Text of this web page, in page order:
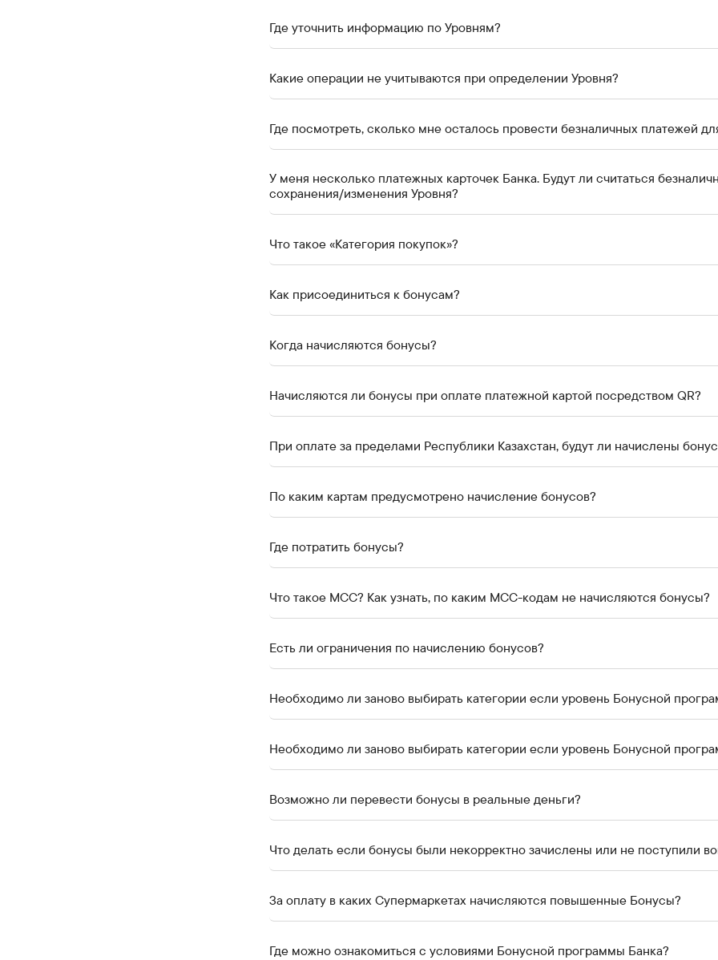
Где уточнить информацию по Уровням?
Какие операции не учитываются при определении Уровня?
Где посмотреть, сколько мне осталось провести безналичных платежей
У меня несколько платежных карточек Банка. Будут ли считаться
сохранения/изменения Уровня?
Что такое «Категория покупок»?
Как присоединиться к бонусам?
Когда начисляются бонусы?
Начисляются ли бонусы при оплате платежной картой посредством QR?
При оплате за пределами Республики Казахстан, будут ли начислены
По каким картам предусмотрено начисление бонусов?
Где потратить бонусы?
Что такое МСС? Как узнать, по каким МСС-кодам не начисляются бонусы?
Есть ли ограничения по начислению бонусов?
Необходимо ли заново выбирать категории если уровень Бонусной
Необходимо ли заново выбирать категории если уровень Бонусной
Возможно ли перевести бонусы в реальные деньги?
Что делать если бонусы были некорректно зачислены или не поступили
За оплату в каких Супермаркетах начисляются повышенные Бонусы?
Где можно ознакомиться с условиями Бонусной программы Банка?